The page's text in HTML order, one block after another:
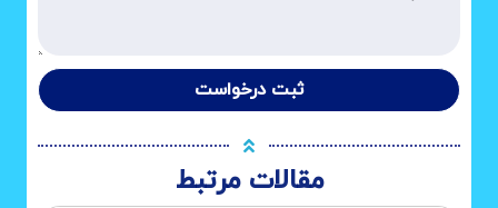
ثبت درخواست
مقالات مرتبط